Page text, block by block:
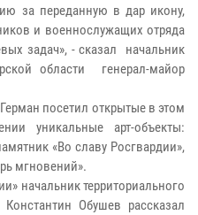
за переданную в дар икону,
и военнослужащих отряда
задач», - сказал начальник
области генерал-майор
посетил открытые в этом
уникальные арт-объекты:
«Во славу Росгвардии»,
мгновений».
начальник территориального
Обушев рассказал